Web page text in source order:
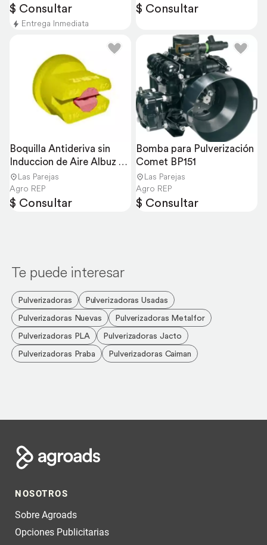
$ Consultar
Entrega Inmediata
$ Consultar
Boquilla Antideriva sin
Induccion de Aire Albuz
ADI 11002
Las Parejas
Agro REP
$ Consultar
Bomba para Pulverización
Comet BP151
Las Parejas
Agro REP
$ Consultar
Te puede interesar
Pulverizadoras
Pulverizadoras Usadas
Pulverizadoras Nuevas
Pulverizadoras Metalfor
Pulverizadoras PLA
Pulverizadoras Jacto
Pulverizadoras Praba
Pulverizadoras Caiman
NOSOTROS
Sobre Agroads
Opciones Publicitarias